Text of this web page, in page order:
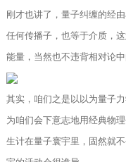
刚才也讲了，量子纠缠的经
任何传播子，也等于介质，
能量，当然也不违背相对论中
其实，咱们之是以以为量子
为咱们会下意志地用经典物
生计在量子寰宇里，固然就